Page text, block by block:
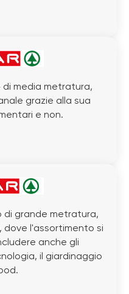
di media metratura,
grazie alla sua
e non.
di grande metratura,
dove l'assortimento si
anche gli
il giardinaggio